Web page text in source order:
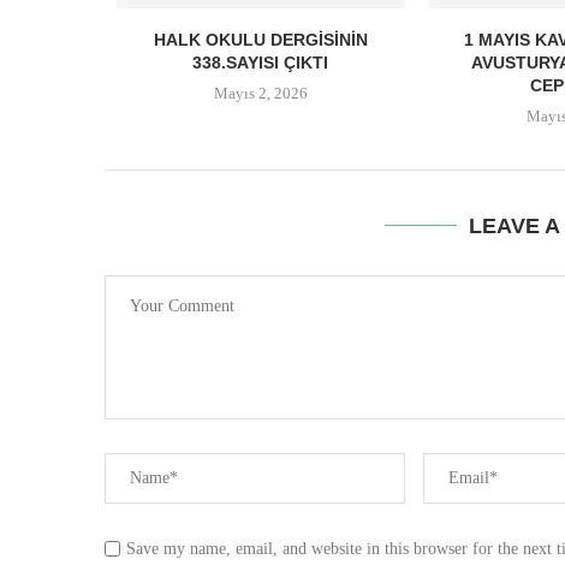
HALK OKULU DERGISININ
338.SAYISI ÇIKTI
Mayıs 2, 2026
1 MAYIS
LEAVE
Save my name, email, and website in this browser for the next